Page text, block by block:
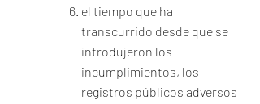
el tiempo que ha
transcurrido desde que se
introdujeron los
incumplimientos, los
registros públicos adversos